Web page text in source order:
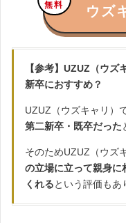
無料 ウズ
【参考】UZUZ（ウ
新卒におすすめ？
UZUZ（ウズキャリ）
第二新卒・既卒だった
そのためUZUZ（ウズ
の立場に立って親身に
くれるという評価もあ